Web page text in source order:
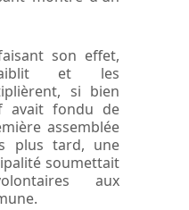
son effet,
faiblit et les
si bien
avait fondu de
assemblée
plus tard, une
soumettait
aux